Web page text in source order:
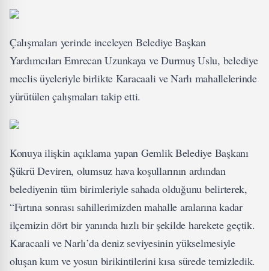
Çalışmaları yerinde inceleyen Belediye Başkan
Yardımcıları Emrecan Uzunkaya ve Durmuş Uslu, belediye
meclis üyeleriyle birlikte Karacaali ve Narlı mahallelerinde
yürütülen çalışmaları takip etti.
Konuya ilişkin açıklama yapan Gemlik Belediye Başkanı
Şükrü Deviren, olumsuz hava koşullarının ardından
belediyenin tüm birimleriyle sahada olduğunu belirterek,
“Fırtına sonrası sahillerimizden mahalle aralarına kadar
ilçemizin dört bir yanında hızlı bir şekilde harekete geçtik.
Karacaali ve Narlı’da deniz seviyesinin yükselmesiyle
oluşan kum ve yosun birikintilerini kısa sürede temizledik.